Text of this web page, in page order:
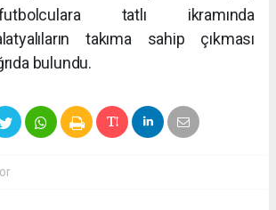
tatlı ikramında
takıma sahip çıkması
bulundu.